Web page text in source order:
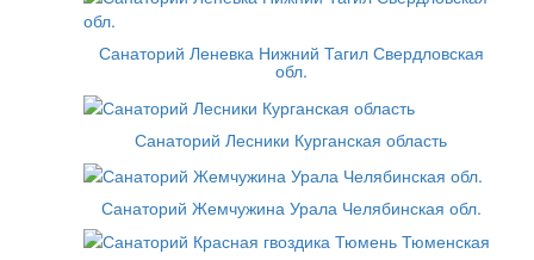
Санаторий Леневка Нижний Тагил Свердловская
обл.
Санаторий Лесники Курганская область
Санаторий Жемчужина Урала Челябинская обл.